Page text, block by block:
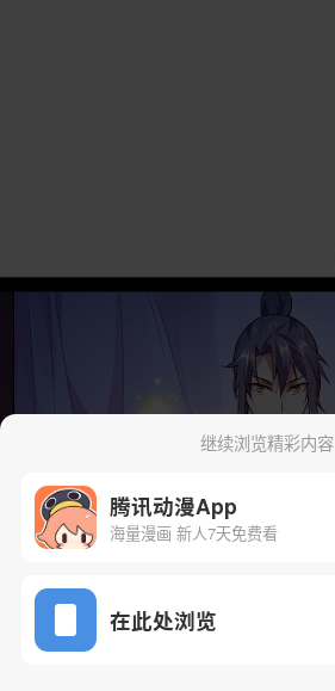
继续浏览精彩内容
腾讯动漫App
海量漫画 新人7天免费看
在此处浏览